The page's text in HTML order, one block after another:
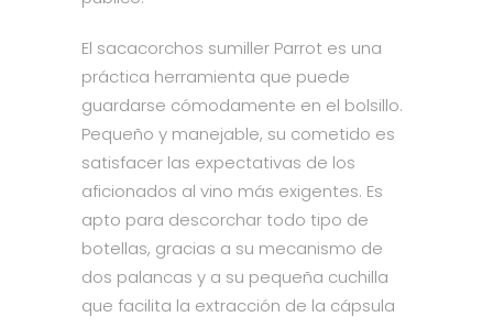
El sacacorchos sumiller Parrot es una
práctica herramienta que puede
guardarse cómodamente en el bolsillo.
Pequeño y manejable, su cometido es
satisfacer las expectativas de los
aficionados al vino más exigentes. Es
apto para descorchar todo tipo de
botellas, gracias a su mecanismo de
dos palancas y a su pequeña cuchilla
que facilita la extracción de la cápsula